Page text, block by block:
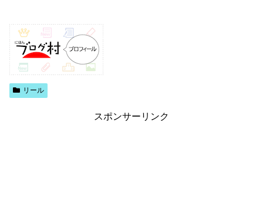
リール
スポンサーリンク